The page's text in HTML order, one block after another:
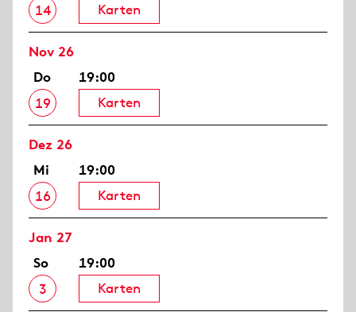
14
Karten
Nov 26
Do
19
19:00
Karten
Dez 26
Mi
16
19:00
Karten
Jan 27
So
3
19:00
Karten